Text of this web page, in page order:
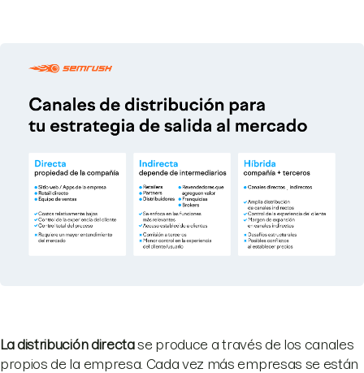
La distribución directase produce a través de los canales
propios de la empresa. Cada vez más empresas se están